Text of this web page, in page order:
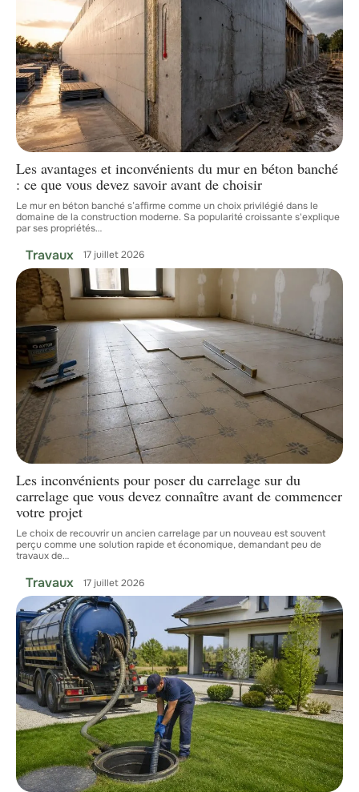
Les avantages et inconvénients du mur en béton banché
: ce que vous devez savoir avant de choisir
Le mur en béton banché s’affirme comme un choix privilégié dans le
domaine de la construction moderne. Sa popularité croissante s'explique
par ses propriétés…
Travaux 17 juillet 2026
Les inconvénients pour poser du carrelage sur du
carrelage que vous devez connaître avant de commencer
votre projet
Le choix de recouvrir un ancien carrelage par un nouveau est souvent
perçu comme une solution rapide et économique, demandant peu de
travaux de…
Travaux 17 juillet 2026